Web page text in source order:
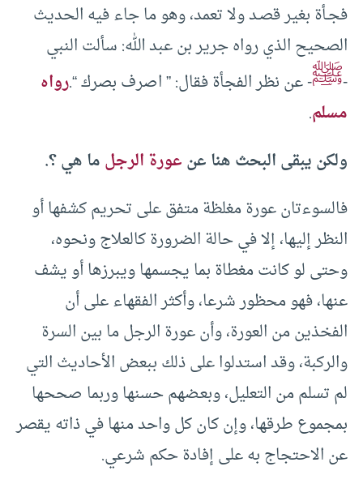
فجـأة بغير قصـد ولا تعمد، وهو ما جاء فيه الحديث
الصحيح الذي رواه جرير بن عبد الله: سألت النبي
-ﷺ- عن نظر الفجأة فقال: ” اصرف بصرك “.رواه
مسلم.
ولكن يبقى البحث هنا عنعورة الرجلما هي ؟.
فالسوءتان عورة مغلظة متفق على تحريم كشفها أو
النظر إليها، إلا في حالة الضرورة كالعلاج ونحوه،
وحتى لو كانت مغطاة بما يجسمها ويبرزها أو يشف
عنها، فهو محظور شرعا، وأكثر الفقهاء على أن
الفخذين من العورة، وأن عورة الرجل ما بين السرة
والركبة، وقد استدلوا على ذلك ببعض الأحاديث التي
لم تسلم من التعليل، وبعـضهم حسنها وربما صححها
بمجموع طرقها، وإن كان كل واحد منها في ذاته يقصر
عن الاحتجاج به على إفادة حكم شرعي.